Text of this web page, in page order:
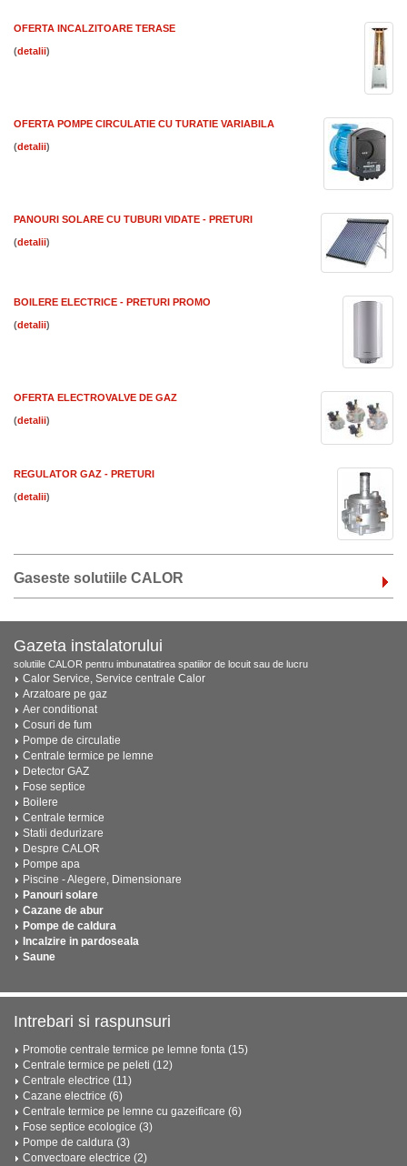
OFERTA INCALZITOARE TERASE
( )
OFERTA POMPE CIRCULATIE CU TURATIE VARIABILA
( )
PANOURI SOLARE CU TUBURI VIDATE - PRETURI
( )
BOILERE ELECTRICE - PRETURI PROMO
( )
OFERTA ELECTROVALVE DE GAZ
( )
REGULATOR GAZ - PRETURI
( )
Gaseste solutiile CALOR
Gazeta instalatorului
solutiile CALOR pentru imbunatatirea spatiilor de locuit sau de lucru
Calor Service, Service centrale Calor
Arzatoare pe gaz
Aer conditionat
Cosuri de fum
Pompe de circulatie
Centrale termice pe lemne
Detector GAZ
Fose septice
Boilere
Centrale termice
Statii dedurizare
Despre CALOR
Pompe apa
Piscine - Alegere, Dimensionare
Panouri solare
Cazane de abur
Pompe de caldura
Incalzire in pardoseala
Saune
Intrebari si raspunsuri
Promotie centrale termice pe lemne fonta (15)
Centrale termice pe peleti (12)
Centrale electrice (11)
Cazane electrice (6)
Centrale termice pe lemne cu gazeificare (6)
Fose septice ecologice (3)
Pompe de caldura (3)
Convectoare electrice (2)